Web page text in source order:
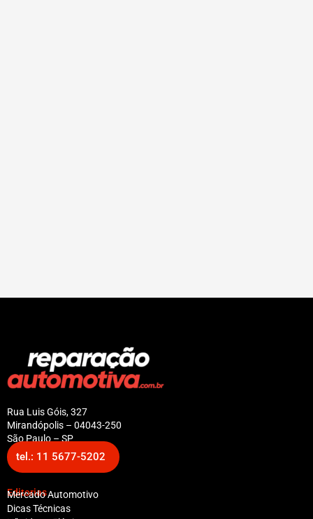
Rua Luis Góis, 327
Mirandópolis – 04043-250
São Paulo – SP
tel.: 11 5677-5202
Editorias
Mercado Automotivo
Dicas Técnicas